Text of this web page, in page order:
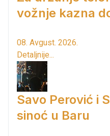
vožnje kazna
08. Avgust. 2026.
Detaljnije...
Savo Perović i
sinoć u Baru